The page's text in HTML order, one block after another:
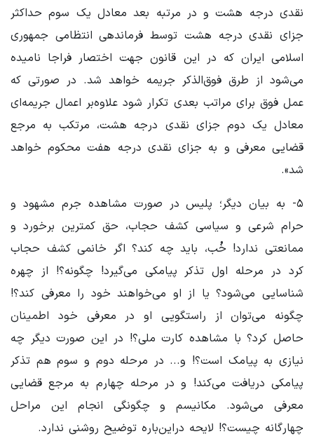
نقدی درجه هشت و در مرتبه بعد معادل یک سوم حداکثر
جزای نقدی درجه هشت توسط فرماندهی انتظامی جمهوری
اسلامی ایران که در این قانون جهت اختصار فراجا نامیده
می‌شود از طرق فوق‌الذکر جریمه خواهد شد. در صورتی که
عمل فوق برای مراتب بعدی تکرار شود علاوه‌بر اعمال جریمه‌ای
معادل یک دوم جزای نقدی درجه هشت، مرتکب به مرجع
قضایی معرفی و به جزای نقدی درجه هفت محکوم خواهد
شد».
۵- به بیان دیگر؛ پلیس در صورت مشاهده جرم مشهود و
حرام شرعی و سیاسی کشف حجاب، حق کمترین برخورد و
ممانعتی ندارد! خُب، باید چه کند؟ اگر خانمی کشف حجاب
کرد در مرحله اول تذکر پیامکی می‌گیرد! چگونه؟! از چهره
شناسایی می‌شود؟ یا از او می‌خواهند خود را معرفی کند؟!
چگونه می‌توان از راستگویی او در معرفی خود اطمینان
حاصل کرد؟ با مشاهده کارت ملی؟! در این صورت دیگر چه
نیازی به پیامک است؟! و... در مرحله دوم و سوم هم تذکر
پیامکی دریافت می‌کند! و در مرحله چهارم به مرجع قضایی
معرفی می‌شود. مکانیسم و چگونگی انجام این مراحل
چهارگانه چیست؟! لایحه دراین‌باره توضیح روشنی ندارد.